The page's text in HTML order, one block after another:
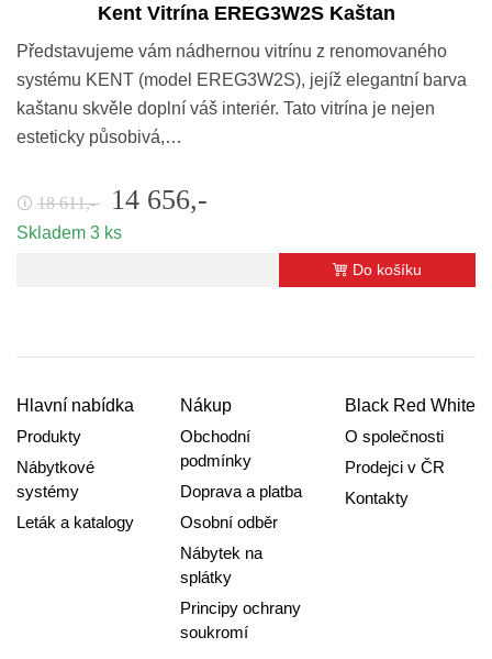
Kent Vitrína EREG3W2S Kaštan
Představujeme vám nádhernou vitrínu z renomovaného
systému KENT (model EREG3W2S), jejíž elegantní barva
kaštanu skvěle doplní váš interiér. Tato vitrína je nejen
esteticky působivá,…
🛈 18 611,- 14 656,-
Skladem 3 ks
Do košíku
Hlavní nabídka
Produkty
Nábytkové
systémy
Leták a katalogy
Nákup
Obchodní
podmínky
Doprava a platba
Osobní odběr
Nábytek na
splátky
Principy ochrany
soukromí
Black Red White
O společnosti
Prodejci v ČR
Kontakty